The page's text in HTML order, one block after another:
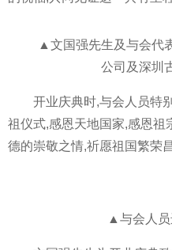
▲文国强先生及与会代
公司及深圳
开业庆典时,与会人员特
祖仪式,感恩天地国家,感恩祖
德的崇敬之情,祈愿祖国繁荣
▲与会人